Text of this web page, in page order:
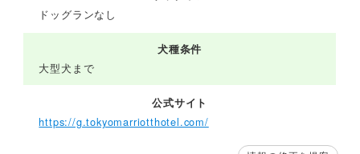
ドッグランなし
犬種条件
大型犬まで
公式サイト
https://g.tokyomarriotthotel.com/